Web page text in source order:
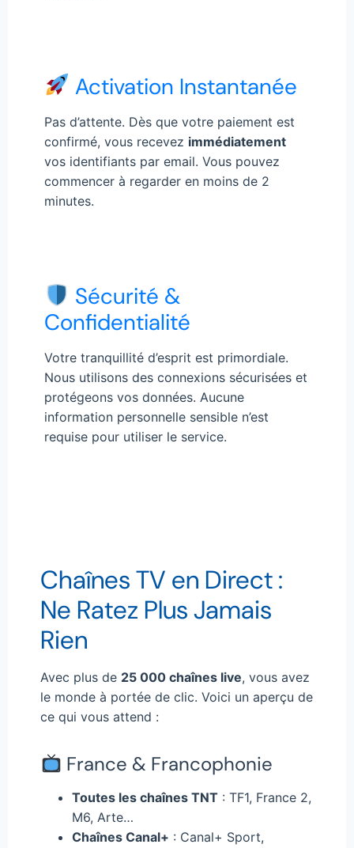
Activation Instantanée
Pas d’attente. Dès que votre paiement est
confirmé, vous recevez immédiatement
vos identifiants par email. Vous pouvez
commencer à regarder en moins de 2
minutes.
Sécurité &
Confidentialité
Votre tranquillité d’esprit est primordiale.
Nous utilisons des connexions sécurisées et
protégeons vos données. Aucune
information personnelle sensible n’est
requise pour utiliser le service.
Chaînes TV en Direct :
Ne Ratez Plus Jamais
Rien
Avec plus de 25 000 chaînes live, vous avez
le monde à portée de clic. Voici un aperçu de
ce qui vous attend :
France & Francophonie
Toutes les chaînes TNT : TF1, France 2,
M6, Arte…
Chaînes Canal+ : Canal+ Sport,